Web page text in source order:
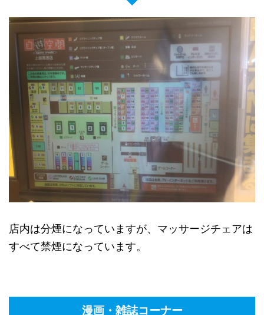
店内は分煙になっていますが、マッサージチェアは
すべて禁煙になっています。
漫画・雑誌コーナー